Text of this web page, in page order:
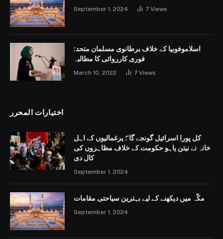
September 1, 2024 7 Views
اسلاموفوبیا کے خلاف برطانوی مسلمان متحد:
فوری کارروائی کا مطالبہ
March 10, 2022 7 Views
اختيارات المحرر
کل پورا اسرائیل گونجے گا‘؛ یرغمالیوں کے اہل
خانہ نے نیتن یاہو حکومت کے خلاف مظاہروں کی
کال دی
September 1, 2024
مکّہ میں دیکھنے کے لیے بہترین سیاحتی مقامات
September 1, 2024